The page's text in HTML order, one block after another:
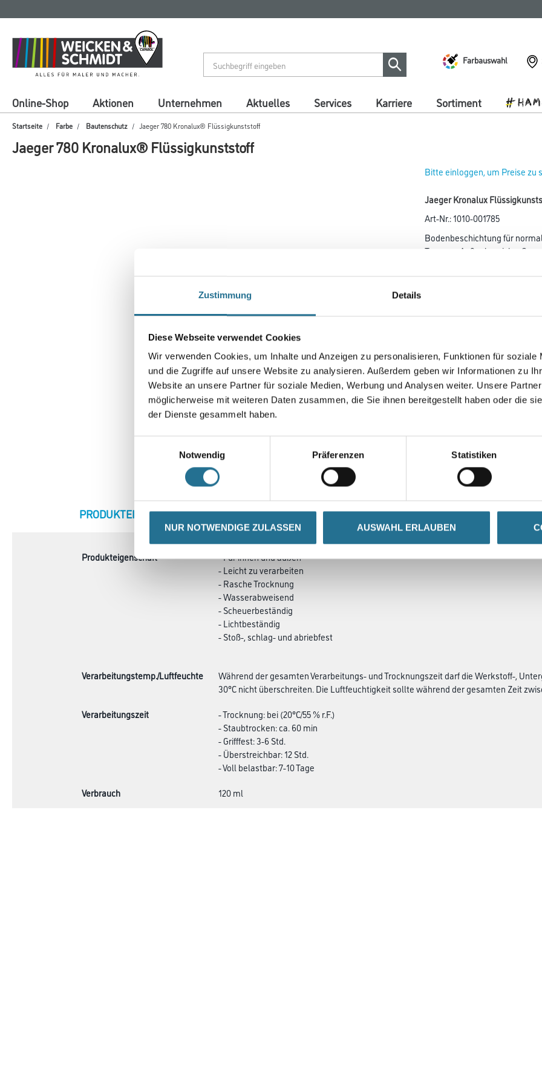
Zustimmung Details
Diese Webseite verwendet Cookies
Wir verwenden Cookies, um Inhalte und Anzeigen zu personalisieren, Funktionen für soziale
und die Zugriffe auf unsere Website zu analysieren. Außerdem geben wir Informationen zu
Website an unsere Partner für soziale Medien, Werbung und Analysen weiter. Unsere
möglicherweise mit weiteren Daten zusammen, die Sie ihnen bereitgestellt haben oder die
der Dienste gesammelt haben.
Notwendig
Präferenzen Statistiken
NUR NOTWENDIGE ZULASSEN AUSWAHL ERLAUBEN
springen
springen
Farbauswahl
Online-Shop Aktionen Unternehmen Aktuelles Services Karriere Sortiment
Startseite Farbe Bautenschutz Jaeger 780 Kronalux® Flüssigkunststoff
Jaeger 780 Kronalux® Flüssigkunststoff
Bitte einloggen, um Preise zu
Jaeger Kronalux
Art-Nr.:1010-001785
Bodenbeschichtung für
Treppen, Außenbereiche,
Vorversuche durchführen.
Farbtonbezeichnung
Umrechnungsfaktoren
CURRENT
PRODUKTEIGENSCHAFTEN ZUSATZINFOS GEFAHRENHINWEISE
Produkteigenschaft
- Für innen und außen
- Leicht zu verarbeiten
- Rasche Trocknung
- Wasserabweisend
- Scheuerbeständig
- Lichtbeständig
- Stoß-, schlag- und abriebfest
Verarbeitungstemp./Luftfeuchte
Während der gesamten Verarbeitungs- und Trocknungszeit darf die Werkstoff-,
30°C nicht überschreiten. Die Luftfeuchtigkeit sollte während der gesamten Zeit
Verarbeitungszeit
- Trocknung: bei (20°C/55 % r.F.)
- Staubtrocken: ca. 60 min
- Grifffest: 3-6 Std.
- Überstreichbar: 12 Std.
- Voll belastbar: 7-10 Tage
Verbrauch
120 ml